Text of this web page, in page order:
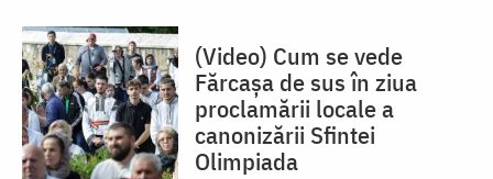
(Video) Cum se vede
Fărcașa de sus în ziua
proclamării locale a
canonizării Sfintei
Olimpiada